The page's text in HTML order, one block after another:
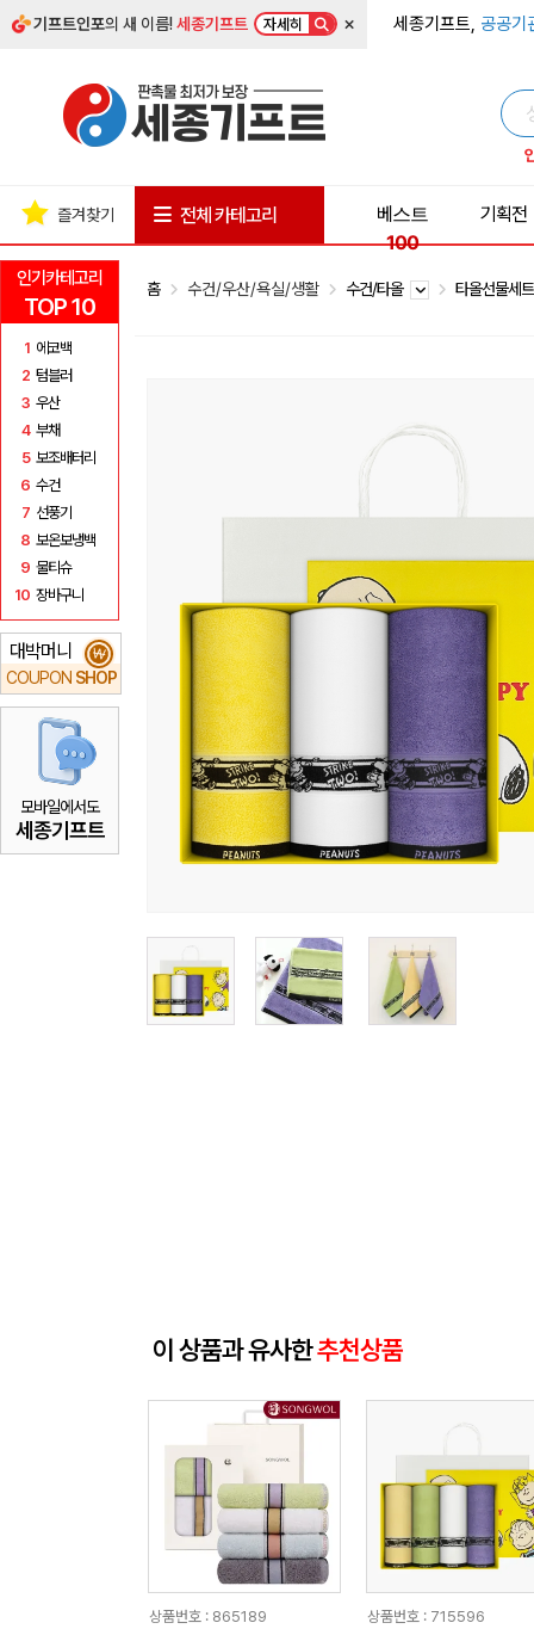
기프트인포의 새 이름!세종기프트 자세히 × 세종기프트, 공공기
인기카테고리
TOP 10
1 에코백
2 텀블러
3 우산
4 부채
5 보조배터리
6 수건
7 선풍기
8 보온보냉백
9 물티슈
10 장바구니
대박머니
COUPON SHOP
₩
모바일에서도
세종기프트
즐겨찾기 전체 카테고리
베스트
100
기획전
홈 수건/우산/욕실/생활 수건/타올 타올선물세
이 상품과 유사한추천상품
상품번호 : 865189
상품번호 : 715596